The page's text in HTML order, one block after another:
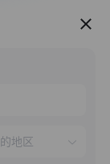
服务推荐